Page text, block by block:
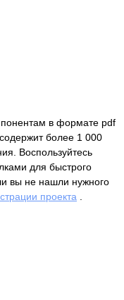
в формате pdf
более 1 000
Воспользуйтесь
для быстрого
вы не нашли нужного
проекта